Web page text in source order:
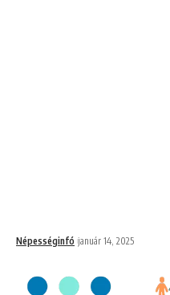
Népességinfó január 14, 2025